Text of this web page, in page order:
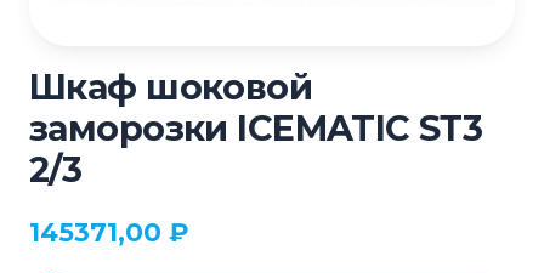
Шкаф шоковой
заморозки ICEMATIC SТ3
2/3
145371,00 ₽